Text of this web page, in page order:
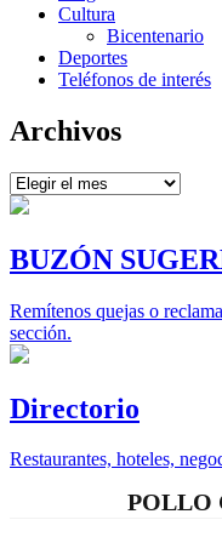
Cultura
Bicentenario
Deportes
Teléfonos de interés
Archivos
Archivos
BUZÓN
Remítenos quejas o
sección.
Directorio
Restaurantes, hoteles,
POLLO